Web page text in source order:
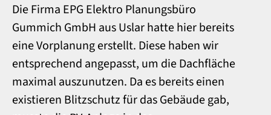
Die Firma EPG Elektro Planungsbüro
Gummich GmbH aus Uslar hatte hier bereits
eine Vorplanung erstellt. Diese haben wir
entsprechend angepasst, um die Dachfläche
maximal auszunutzen. Da es bereits einen
existieren Blitzschutz für das Gebäude gab,